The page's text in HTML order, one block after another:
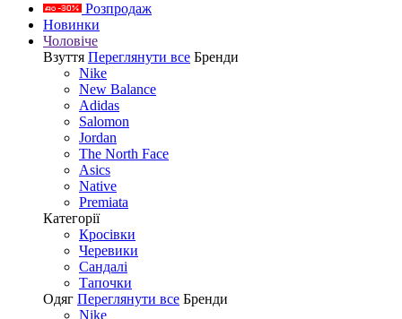
Розпродаж
Новинки
Чоловіче
Взуття Переглянути все Бренди
Nike
New Balance
Adidas
Salomon
Jordan
The North Face
Asics
Native
Premiata
Категорії
Кросівки
Черевики
Сандалі
Tапочки
Одяг Переглянути все Бренди
Nike